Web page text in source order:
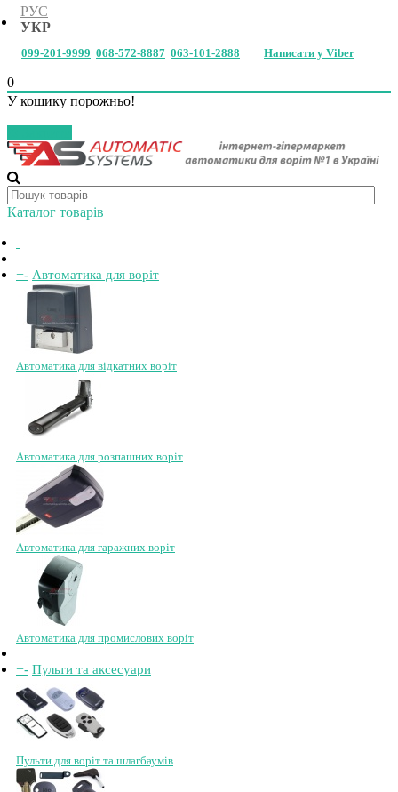
РУС
УКР
099-201-9999 068-572-8887 063-101-2888 Написати у Viber
0
У кошику порожньо!
Каталог товарів
+- Автоматика для воріт
Автоматика для відкатних воріт
Автоматика для розпашних воріт
Автоматика для гаражних воріт
Автоматика для промислових воріт
+- Пульти та аксесуари
Пульти для воріт та шлагбаумів